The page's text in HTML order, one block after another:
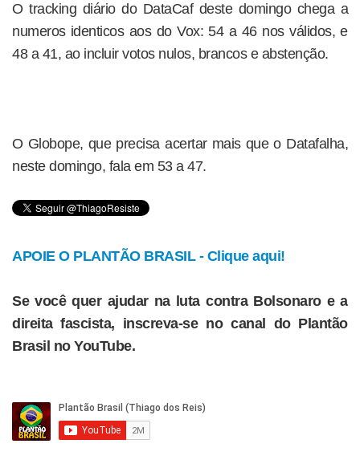
O tracking diário do DataCaf deste domingo chega a
numeros identicos aos do Vox: 54 a 46 nos válidos, e
48 a 41, ao incluir votos nulos, brancos e abstenção.
O Globope, que precisa acertar mais que o Datafalha,
neste domingo, fala em 53 a 47.
APOIE O PLANTÃO BRASIL - Clique aqui!
Se você quer ajudar na luta contra Bolsonaro e a
direita fascista, inscreva-se no canal do Plantão
Brasil no YouTube.